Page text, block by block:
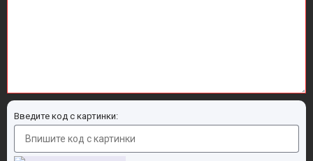
Введите код с картинки: